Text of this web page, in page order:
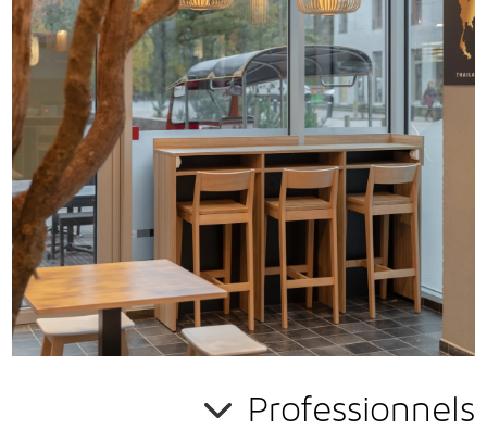
Professionnels
EN SAVOIR PLUS